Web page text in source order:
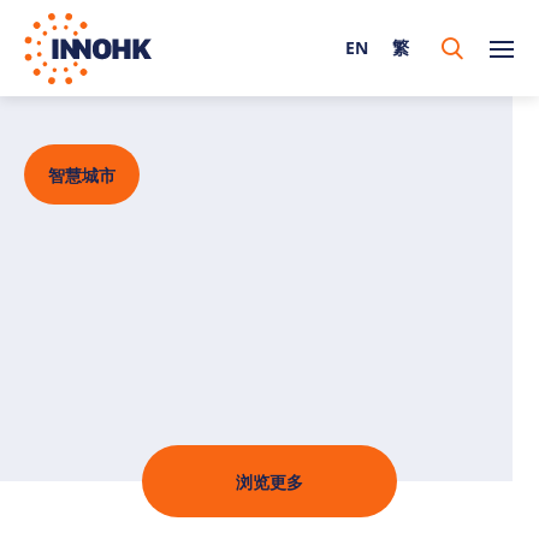
EN 繁
智慧城市
浏览更多